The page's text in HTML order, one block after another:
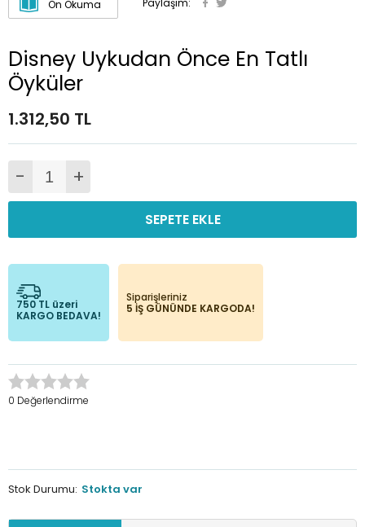
Ön Okuma
Disney Uykudan Önce En Tatlı
Öyküler
1.312,50 TL
- +
SEPETE EKLE
750 TL üzeri
KARGO BEDAVA!
Siparişleriniz
5 İŞ GÜNÜNDE KARGODA!
0 Değerlendirme
Stok Durumu: Stokta var